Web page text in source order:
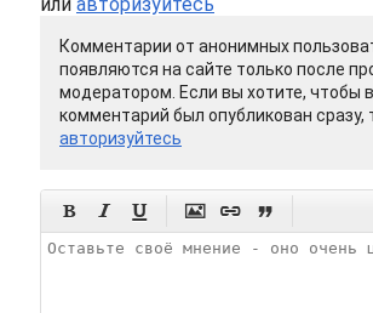
или авторизуйтесь
Комментарии от анонимных
появляются на сайте только после
модератором. Если вы хотите, чтобы
комментарий был опубликован сразу,
авторизуйтесь
     